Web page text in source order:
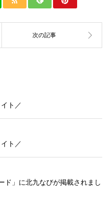
ト／
ト／
ド」に北九なびが掲載されまし